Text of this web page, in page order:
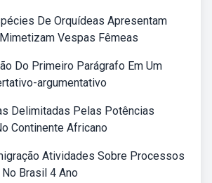
De Orquídeas Apresentam
Vespas Fêmeas
Do Primeiro Parágrafo Em Um
argumentativo
Delimitadas Pelas Potências
Continente Africano
Atividades Sobre Processos
Brasil 4 Ano